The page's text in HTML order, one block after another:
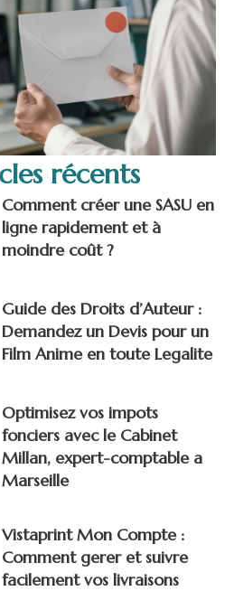
récents
Comment créer une SASU en
ligne rapidement et à
moindre coût ?
Guide des Droits d’Auteur :
Demandez un Devis pour un
Film Anime en toute Legalite
Optimisez vos impots
fonciers avec le Cabinet
Millan, expert-comptable a
Marseille
Vistaprint Mon Compte :
Comment gerer et suivre
facilement vos livraisons